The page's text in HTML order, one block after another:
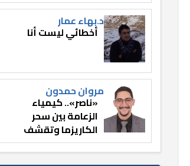
د.بهاء عمار
أخطائي ليست أنا
مروان حمدون
«ناصر».. كيمياء
الزعامة بين سحر
الكاريزما وتقشف
الثائر